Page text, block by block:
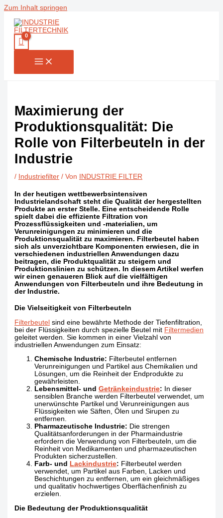
Zum Inhalt springen
Maximierung der
Produktionsqualität: Die
Rolle von Filterbeuteln in der
Industrie
/ Industriefilter / Von INDUSTRIE FILTER
In der heutigen wettbewerbsintensiven
Industrielandschaft steht die Qualität der hergestellten
Produkte an erster Stelle. Eine entscheidende Rolle
spielt dabei die effiziente Filtration von
Prozessflüssigkeiten und -materialien, um
Verunreinigungen zu minimieren und die
Produktionsqualität zu maximieren. Filterbeutel haben
sich als unverzichtbare Komponenten erwiesen, die in
verschiedenen industriellen Anwendungen dazu
beitragen, die Produktqualität zu steigern und
Produktionslinien zu schützen. In diesem Artikel werfen
wir einen genaueren Blick auf die vielfältigen
Anwendungen von Filterbeuteln und ihre Bedeutung in
der Industrie.
Die Vielseitigkeit von Filterbeuteln
Filterbeutel sind eine bewährte Methode der Tiefenfiltration,
bei der Flüssigkeiten durch spezielle Beutel mit Filtermedien
geleitet werden. Sie kommen in einer Vielzahl von
industriellen Anwendungen zum Einsatz:
Chemische Industrie: Filterbeutel entfernen
Verunreinigungen und Partikel aus Chemikalien und
Lösungen, um die Reinheit der Endprodukte zu
gewährleisten.
Lebensmittel- undGetränkeindustrie: In dieser
sensiblen Branche werden Filterbeutel verwendet, um
unerwünschte Partikel und Verunreinigungen aus
Flüssigkeiten wie Säften, Ölen und Sirupen zu
entfernen.
Pharmazeutische Industrie: Die strengen
Qualitätsanforderungen in der Pharmaindustrie
erfordern die Verwendung von Filterbeuteln, um die
Reinheit von Medikamenten und pharmazeutischen
Produkten sicherzustellen.
Farb- und
Lackindustrie: Filterbeutel werden
verwendet, um Partikel aus Farben, Lacken und
Beschichtungen zu entfernen, um ein gleichmäßiges
und qualitativ hochwertiges Oberflächenfinish zu
erzielen.
Die Bedeutung der Produktionsqualität